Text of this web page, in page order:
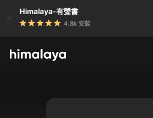
Himalaya-有聲書
4.8k 安裝